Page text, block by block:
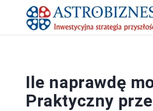
Ile naprawdę
Praktyczny